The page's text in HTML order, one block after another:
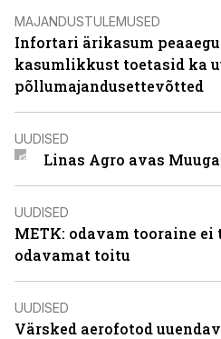
MAJANDUSTULEMUSED
Infortari ärikasum
kasumlikkust toetasid ka
põllumajandusettevõtted
UUDISED
Linas Agro avas
UUDISED
METK: odavam tooraine
odavamat toitu
UUDISED
Värsked aerofotod